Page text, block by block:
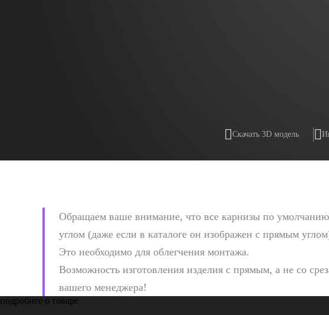
Скачать 3D модель
Обращаем ваше внимание, что все карнизы по умолчанию
углом (даже если в каталоге он изображен с прямым
Это необходимо для облегчения монтажа.
Возможность изготовления изделия с прямым, а не со
вашего менеджера!
подробнее о товаре